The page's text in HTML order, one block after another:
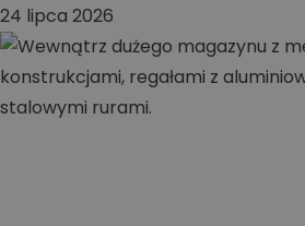
24 lipca 2026